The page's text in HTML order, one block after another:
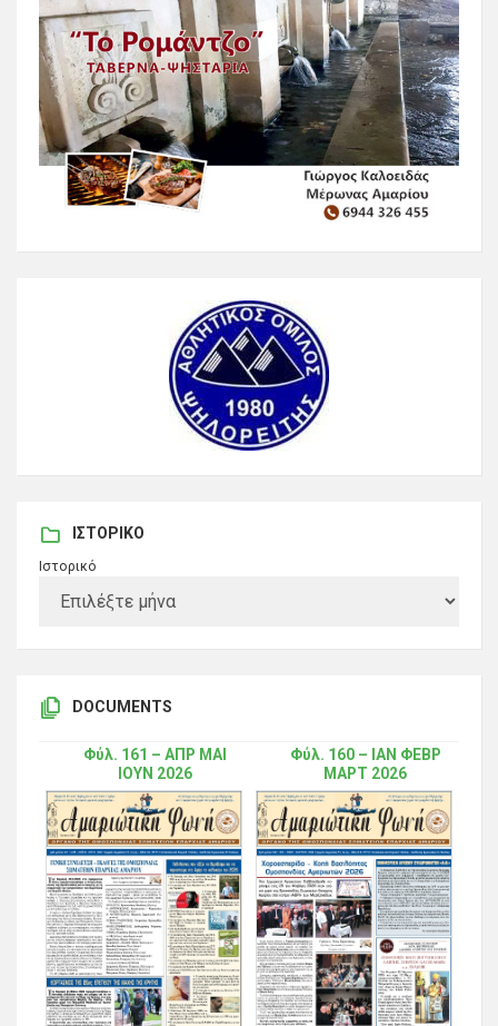
ΙΣΤΟΡΙΚΌ
Ιστορικό
DOCUMENTS
Φύλ. 161 – ΑΠΡ ΜΑΙ
ΙΟΥΝ 2026
Φύλ. 160 – ΙΑΝ ΦΕΒΡ
ΜΑΡΤ 2026